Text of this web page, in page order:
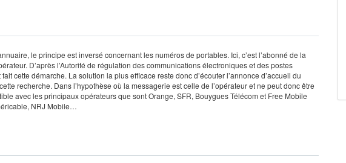
le principe est inversé concernant les numéros de portables. Ici, c’est l’abonné de la
D’après l’Autorité de régulation des communications électroniques et des postes
cette démarche. La solution la plus efficace reste donc d’écouter l’annonce d’accueil du
recherche. Dans l’hypothèse où la messagerie est celle de l’opérateur et ne peut donc être
avec les principaux opérateurs que sont Orange, SFR, Bouygues Télécom et Free Mobile
NRJ Mobile…